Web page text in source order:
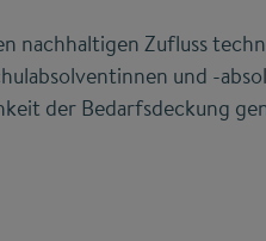
nachhaltigen Zufluss
und -
der Bedarfsdeckung